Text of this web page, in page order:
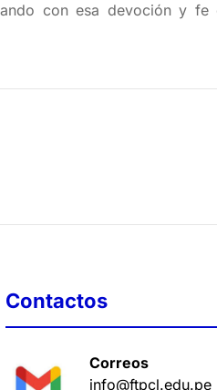
con esa devoción y fe
Contactos
Correos
info@ftpcl.edu.pe